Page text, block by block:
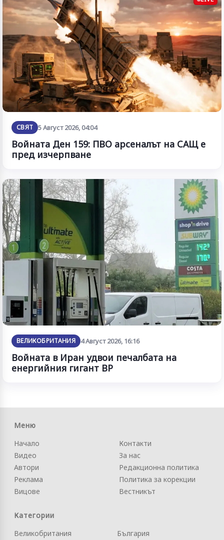
СВЯТ 5 Август 2026, 04:04
Войната Ден 159: ПВО арсеналът на САЩ е
пред изчерпване
ВЕЛИКОБРИТАНИЯ 4 Август 2026, 16:16
Войната в Иран удвои печалбата на
енергийния гигант BP
Меню
Начало
Видео
Автори
Реклама
Вицове
Контакти
За нас
Редакционна политика
Политика за корекции
Вестникът
Категории
Великобритания
България